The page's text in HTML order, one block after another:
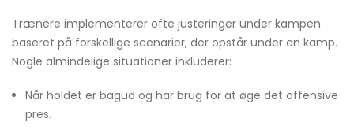
Trænere implementerer ofte justeringer under kampen
baseret på forskellige scenarier, der opstår under en kamp.
Nogle almindelige situationer inkluderer:
Når holdet er bagud og har brug for at øge det offensive
pres.